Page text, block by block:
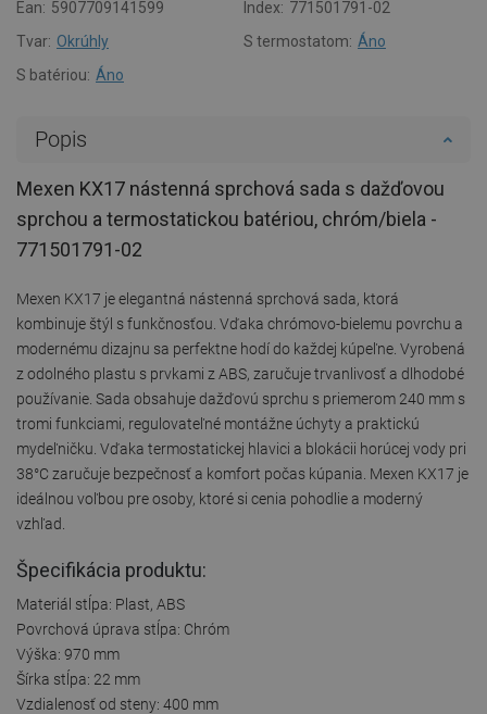
Ean: 5907709141599 Index: 771501791-02
Tvar: Okrúhly S termostatom: Áno
S batériou: Áno
Popis
Mexen KX17 nástenná sprchová sada s dažďovou
sprchou a termostatickou batériou, chróm/biela -
771501791-02
Mexen KX17 je elegantná nástenná sprchová sada, ktorá
kombinuje štýl s funkčnosťou. Vďaka chrómovo-bielemu povrchu a
modernému dizajnu sa perfektne hodí do každej kúpeľne. Vyrobená
z odolného plastu s prvkami z ABS, zaručuje trvanlivosť a dlhodobé
používanie. Sada obsahuje dažďovú sprchu s priemerom 240 mm s
tromi funkciami, regulovateľné montážne úchyty a praktickú
mydeľničku. Vďaka termostatickej hlavici a blokácii horúcej vody pri
38°C zaručuje bezpečnosť a komfort počas kúpania. Mexen KX17 je
ideálnou voľbou pre osoby, ktoré si cenia pohodlie a moderný
vzhľad.
Špecifikácia produktu:
Materiál stĺpa: Plast, ABS
Povrchová úprava stĺpa: Chróm
Výška: 970 mm
Šírka stĺpa: 22 mm
Vzdialenosť od steny: 400 mm